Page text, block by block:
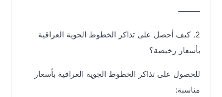
⸻
2. كيف أحصل على تذاكر الخطوط الجوية العراقية
بأسعار رخيصة؟
للحصول على تذاكر الخطوط الجوية العراقية بأسعار
مناسبة: